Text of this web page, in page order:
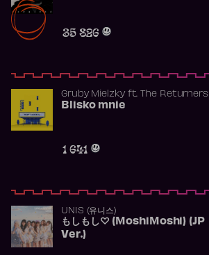
35 826
Gruby Mielzkyft. The Returners
Blisko mnie
1 641
UNIS (유니스)
もしもし♡ (MoshiMoshi) (JP
Ver.)